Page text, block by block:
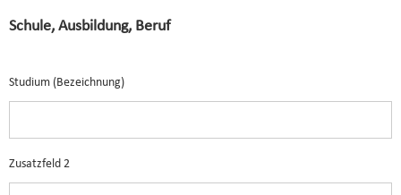
Schule, Ausbildung, Beruf
Studium (Bezeichnung)
Zusatzfeld 2